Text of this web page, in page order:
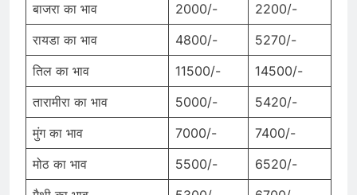
बाजरा का भाव 2000/-
2200/-
रायडा का भाव
4800/-
5270/-
तिल का भाव
11500/-
14500/-
तारामीरा का भाव
5000/-
5420/-
मुंग का भाव
7000/-
7400/-
मोठ का भाव
5500/-
6520/-